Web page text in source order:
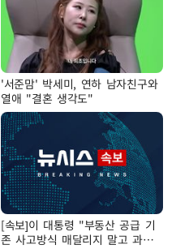
'서준맘' 박세미, 연하 남자친구와
열애 "결혼 생각도"
[속보]이 대통령 "부동산 공급 기
존 사고방식 매달리지 말고 과감